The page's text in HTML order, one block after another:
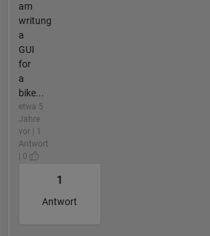
am
writung
a
GUI
for
a
bike...
etwa 5
Jahre
vor | 1
Antwort
| 0
1
Antwort